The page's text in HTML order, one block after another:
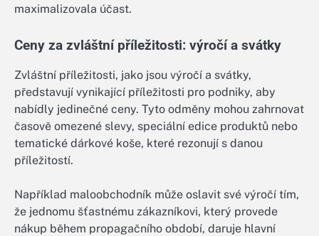
maximalizovala účast.
Ceny za zvláštní příležitosti: výročí a svátky
Zvláštní příležitosti, jako jsou výročí a svátky,
představují vynikající příležitosti pro podniky, aby
nabídly jedinečné ceny. Tyto odměny mohou zahrnovat
časově omezené slevy, speciální edice produktů nebo
tematické dárkové koše, které rezonují s danou
příležitostí.
Například maloobchodník může oslavit své výročí tím,
že jednomu šťastnému zákazníkovi, který provede
nákup během propagačního období, daruje hlavní